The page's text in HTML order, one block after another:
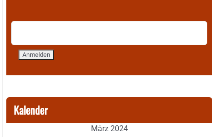
Kalender
März 2024